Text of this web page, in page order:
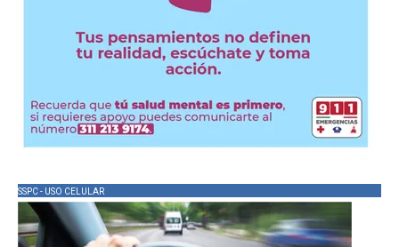
SSPC - USO CELULAR